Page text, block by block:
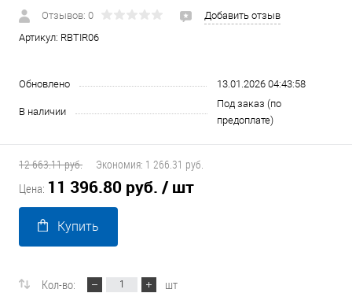
Отзывов: 0
Добавить отзыв
Артикул: RBTIR06
Обновлено 13.01.2026 04:43:58
В наличии
Под заказ (по
предоплате)
12 663.11 руб. Экономия: 1 266.31 руб.
Цена: 11 396.80 руб. / шт
Купить
Кол-во:
шт